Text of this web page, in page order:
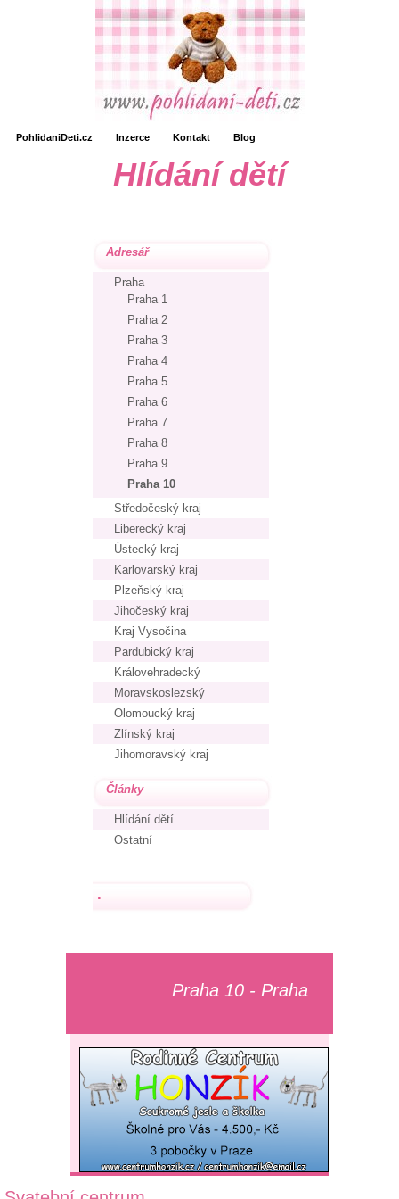
PohlidaniDeti.cz Inzerce Kontakt Blog
Hlídání dětí
Adresář
Praha
Praha 1
Praha 2
Praha 3
Praha 4
Praha 5
Praha 6
Praha 7
Praha 8
Praha 9
Praha 10
Středočeský kraj
Liberecký kraj
Ústecký kraj
Karlovarský kraj
Plzeňský kraj
Jihočeský kraj
Kraj Vysočina
Pardubický kraj
Královehradecký
Moravskoslezský
Olomoucký kraj
Zlínský kraj
Jihomoravský kraj
Články
Hlídání dětí
Ostatní
.
Praha 10 - Praha